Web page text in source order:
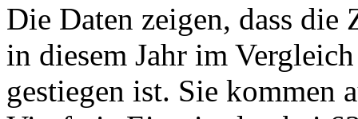
Die Daten zeigen, dass die
in diesem Jahr im
gestiegen ist. Sie kommen